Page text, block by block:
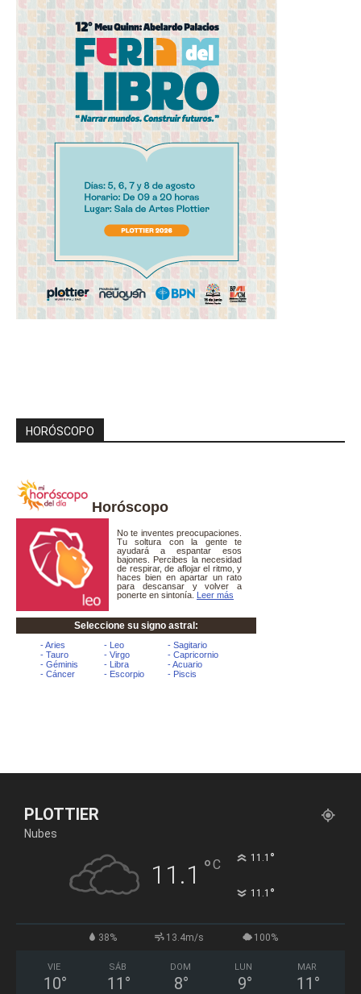
HORÓSCOPO
Horóscopo
PLOTTIER
Nubes
11.1 °C 11.1 °
11.1 °
38% 13.4m/s 100%
VIE
10°
SÁB
11 °
DOM
8°
LUN
9°
MAR
11 °